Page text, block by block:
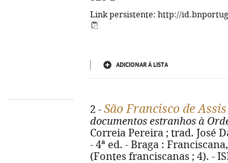
Link persistente: http://
ADICIONAR À LISTA
2 - São Francisco de Assis
documentos estranhos à
Correia Pereira ; trad. José
- 4ª ed. - Braga :
(Fontes franciscanas ; 4). -